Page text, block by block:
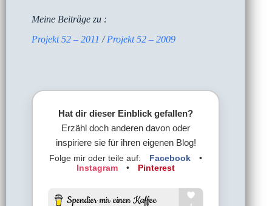
Meine Beiträge zu :
Projekt 52 – 2011 /Projekt 52 – 2009
Hat dir dieser Einblick gefallen?
Erzähl doch anderen davon oder
inspiriere sie für ihren eigenen Blog!
Folge mir oder teile auf: Facebook
•
Instagram
• Pinterest